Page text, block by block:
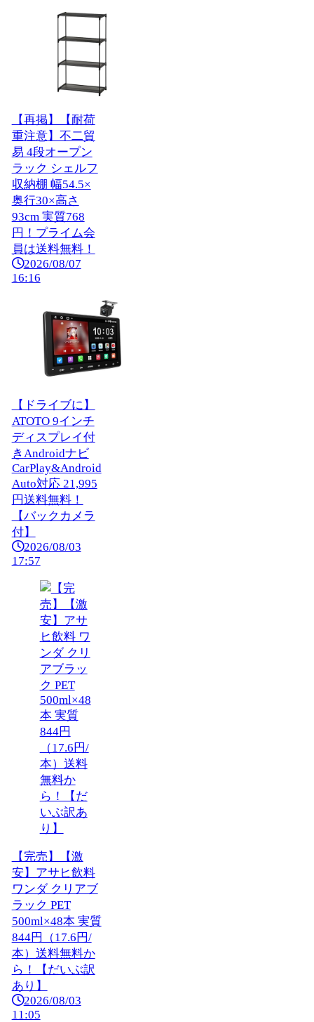
【再掲】【耐荷
重注意】不二貿
易 4段オープン
ラック シェルフ
収納棚 幅54.5×
奥行30×高さ
93cm 実質768
円！プライム会
員は送料無料！
2026/08/07
16:16
【ドライブに】
ATOTO 9インチ
ディスプレイ付
きAndroidナビ
CarPlay&Android
Auto対応 21,995
円送料無料！
【バックカメラ
付】
2026/08/03
17:57
【完売】【激
安】アサヒ飲料
ワンダ クリアブ
ラック PET
500ml×48本 実質
844円（17.6円/
本）送料無料か
ら！【だいぶ訳
あり】
2026/08/03
11:05